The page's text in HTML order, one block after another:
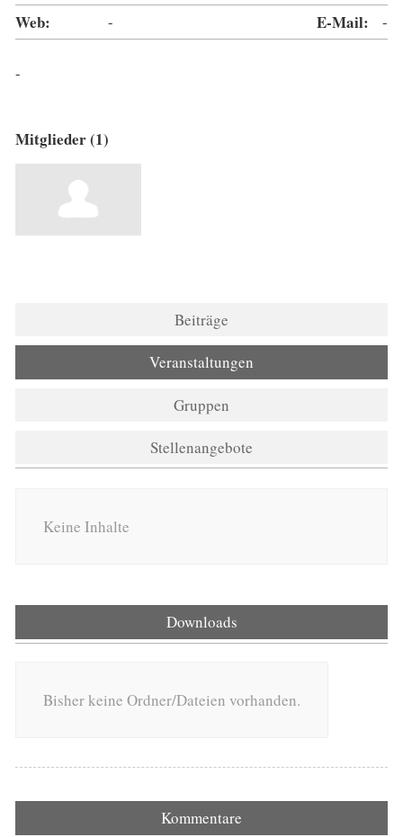
Web: - E-Mail: -
-
Mitglieder (1)
Beiträge
Veranstaltungen
Gruppen
Stellenangebote
Keine Inhalte
Downloads
Bisher keine Ordner/Dateien vorhanden.
Kommentare